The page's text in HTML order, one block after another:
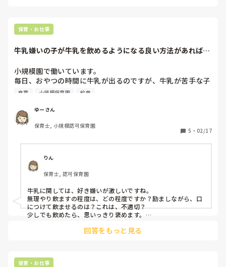
保育・お仕事
牛乳嫌いの子が牛乳を飲めるようになる良い方法があれば教
小規模園で働いています。
毎日、おやつの時間に牛乳が出るのですが、牛乳が苦手な子
が多いです。
れないというのは、不適切保育の観点でも避けているのです
が、少しずつ飲めるようになってもらえたらと思っていま
す。
子どもたちに牛乳を飲んでもらえる良い方法があれば教えて
ほしいです。
食育 小規模保育園 給食
ゆーさん
保育士, 小規模認可保育園
5 ・ 02/17
りん
保育士, 認可保育園
牛乳に関しては、好き嫌いが激しいですね。
無理やり飲ますの程度は、どの程度ですか？励ましながら、口
につけて飲ませるのは？これは、不適切？
少しでも飲めたら、思いっきり褒めます。
回答をもっと見る
保育・お仕事